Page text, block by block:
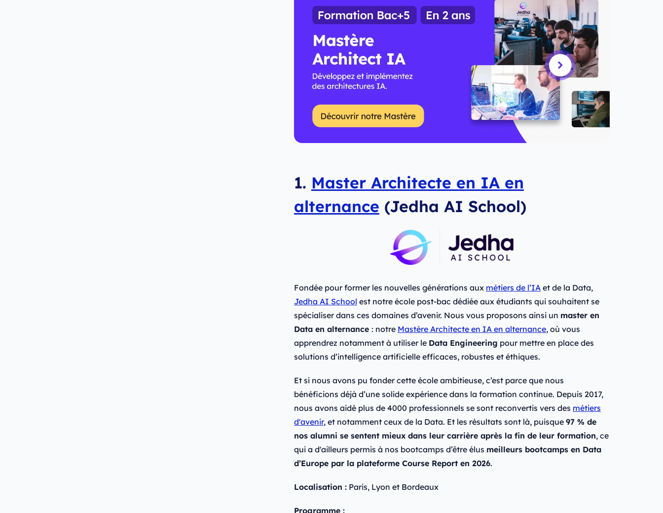
1. Master Architecte en IA en
alternance (Jedha AI School)
Fondée pour former les nouvelles générations aux métiers de l’IAet de la Data,
Jedha AI School est notre école post-bac dédiée aux étudiants qui souhaitent se
spécialiser dans ces domaines d’avenir. Nous vous proposons ainsi un master en
Data en alternance : notre Mastère Architecte en IA en alternance, où vous
apprendrez notamment à utiliser le Data Engineering pour mettre en place des
solutions d’intelligence artificielle efficaces, robustes et éthiques.
Et si nous avons pu fonder cette école ambitieuse, c’est parce que nous
bénéficions déjà d’une solide expérience dans la formation continue. Depuis 2017,
nous avons aidé plus de 4000 professionnels se sont reconvertis vers des métiers
d'avenir, et notamment ceux de la Data. Et les résultats sont là, puisque 97 % de
nos alumni se sentent mieux dans leur carrière après la fin de leur formation, ce
qui a d'ailleurs permis à nos bootcamps d’être élus meilleurs bootcamps en Data
d’Europe par la plateforme Course Report en 2026.
Localisation :Paris, Lyon et Bordeaux
Programme :